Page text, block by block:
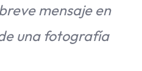
mensaje en
una fotografía